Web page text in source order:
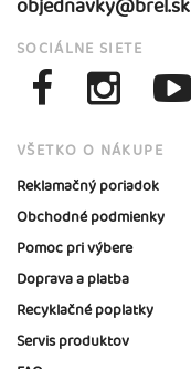
objednavky@brel.sk
SOCIÁLNE SIETE
VŠETKO O NÁKUPE
Reklamačný poriadok
Obchodné podmienky
Pomoc pri výbere
Doprava a platba
Recyklačné poplatky
Servis produktov